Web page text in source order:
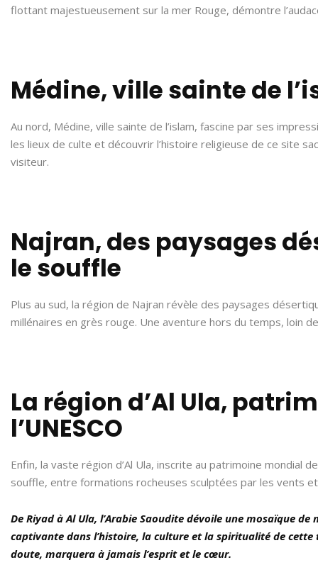
flottant majestueusement sur la mer Rouge, démontre
Médine, ville sainte de
Au nord, Médine, ville sainte de l’islam, fascine par ses
les lieux de culte et découvrir l’histoire religieuse de ce site
visiteur.
Najran, des paysages
le souffle
Plus au sud, la région de Najran révèle des paysages
millénaires en grès rouge. Une aventure hors du temps, loin
La région d’Al Ula,
l’UNESCO
Enfin, la vaste région d’Al Ula, inscrite au patrimoine mondial
souffle, entre formations rocheuses sculptées par les vents
De Riyad à Al Ula, l’Arabie Saoudite dévoile une mosaïque
captivante dans l’histoire, la culture et la spiritualité de cette
doute, marquera à jamais l’esprit et le cœur.